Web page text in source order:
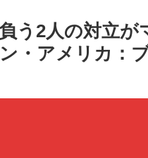
う2人の対立
・アメリカ：